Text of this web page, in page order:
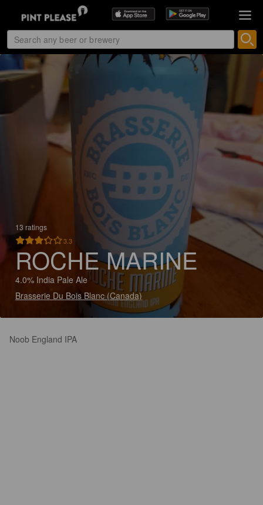
13 ratings
3.3
ROCHE MARINE
4.0% India Pale Ale
Brasserie Du Bois Blanc (Canada)
Noob England IPA